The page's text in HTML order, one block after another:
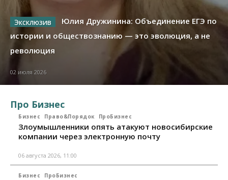
Юлия Дружинина: Объединение ЕГЭ по
истории и обществознанию — это эволюция, а не
революция
02 июля 2026
Про Бизнес
Бизнес Право&Порядок ПроБизнес
Злоумышленники опять атакуют новосибирские
компании через электронную почту
06 августа 2026, 11:00
Бизнес ПроБизнес